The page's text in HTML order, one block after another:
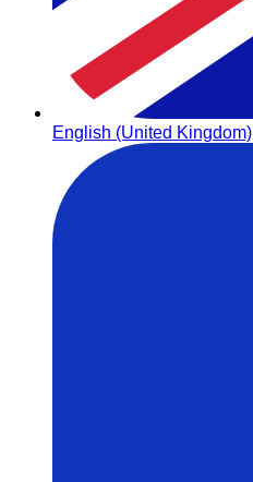
English (United Kingdom)